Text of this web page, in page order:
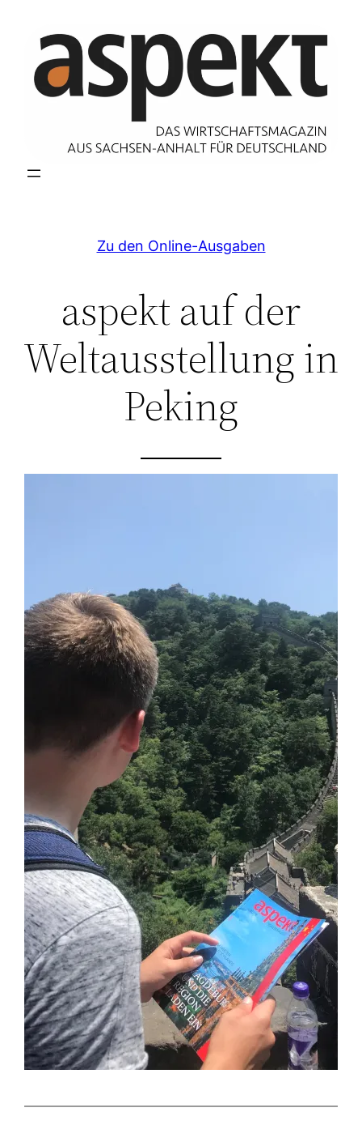
Inhalt
springen
Zu den Online-Ausgaben
aspekt auf der
Weltausstellung in
Peking